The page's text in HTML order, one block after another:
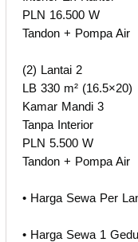
PLN 16.500 W
Tandon + Pompa Air
(2) Lantai 2
LB 330 m² (16.5×20)
Kamar Mandi 3
Tanpa Interior
PLN 5.500 W
Tandon + Pompa Air
• Harga Sewa Per
• Harga Sewa 1